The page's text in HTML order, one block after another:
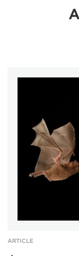
ARTICLE